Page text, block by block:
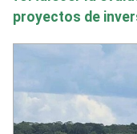
proyectos de